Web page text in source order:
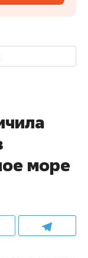
море